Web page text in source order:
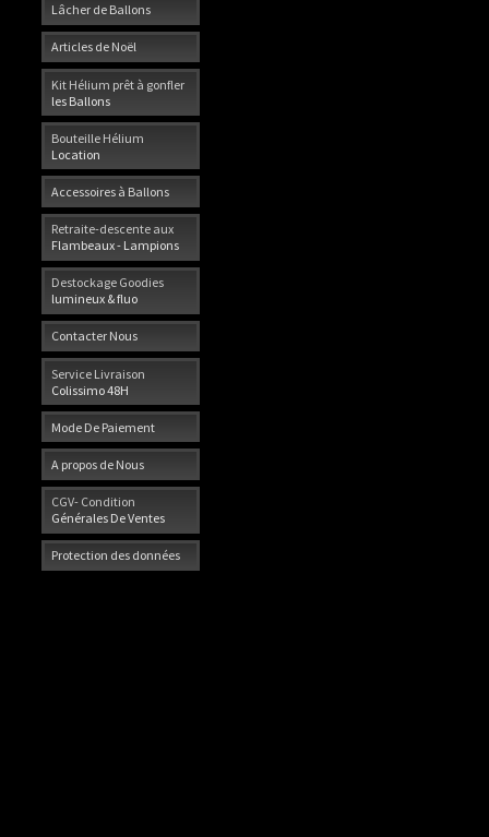
Lâcher de Ballons
Articles de Noël
Kit Hélium prêt à gonfler
les Ballons
Bouteille Hélium
Location
Accessoires à Ballons
Retraite-descente aux
Flambeaux - Lampions
Destockage Goodies
lumineux & fluo
Contacter Nous
Service Livraison
Colissimo 48H
Mode De Paiement
A propos de Nous
CGV- Condition
Générales De Ventes
Protection des données